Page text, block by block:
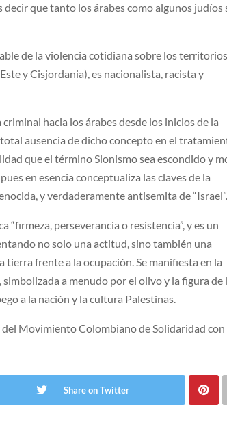
decir que tanto los árabes como algunos judíos
de la violencia cotidiana sobre los territorios
y Cisjordania), es nacionalista, racista y
hacia los árabes desde los inicios de la
ausencia de dicho concepto en el
que el término Sionismo sea escondido y
en esencia conceptualiza las claves de la
y verdaderamente antisemita de “Israel”.
no solo una actitud, sino también una
frente a la ocupación. Se manifiesta en la
a menudo por el olivo y la figura de
a la nación y la cultura Palestinas.
Movimiento Colombiano de Solidaridad con
Share on Twitter